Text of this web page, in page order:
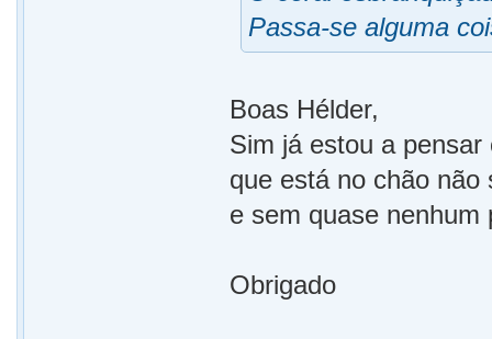
Passa-se alguma
Boas Hélder,
Sim já estou a
que está no chão
e sem quase nenhum
Obrigado